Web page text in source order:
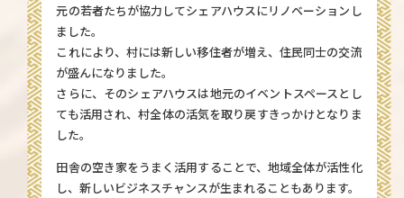
元の若者たちが協力してシェアハウスにリノベーションし
ました。
これにより、村には新しい移住者が増え、住民同士の交流
が盛んになりました。
さらに、そのシェアハウスは地元のイベントスペースとし
ても活用され、村全体の活気を取り戻すきっかけとなりま
した。
田舎の空き家をうまく活用することで、地域全体が活性化
し、新しいビジネスチャンスが生まれることもあります。